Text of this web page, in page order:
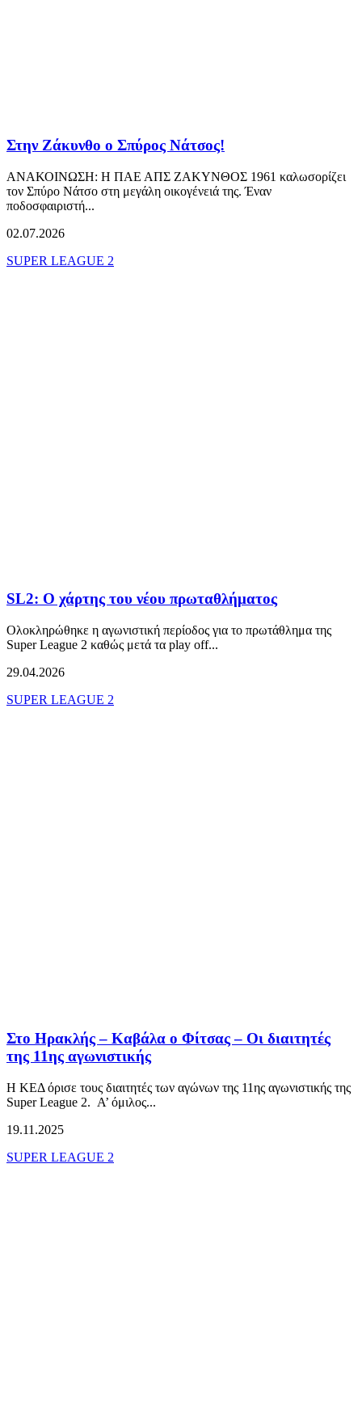
Στην Ζάκυνθο ο Σπύρος Νάτσος!
ΑΝΑΚΟΙΝΩΣΗ: Η ΠΑΕ ΑΠΣ ΖΑΚΥΝΘΟΣ 1961 καλωσορίζει
τον Σπύρο Νάτσο στη μεγάλη οικογένειά της. Έναν
ποδοσφαιριστή...
02.07.2026
SUPER LEAGUE 2
SL2: Ο χάρτης του νέου πρωταθλήματος
Oλοκληρώθηκε η αγωνιστική περίοδος για το πρωτάθλημα της
Super League 2 καθώς μετά τα play off...
29.04.2026
SUPER LEAGUE 2
Στο Ηρακλής – Καβάλα ο Φίτσας – Οι διαιτητές
της 11ης αγωνιστικής
Η ΚΕΔ όρισε τους διαιτητές των αγώνων της 11ης αγωνιστικής της
Super League 2. Α’ όμιλος...
19.11.2025
SUPER LEAGUE 2